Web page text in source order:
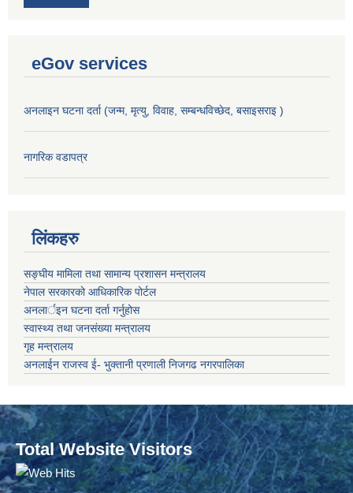
eGov services
अनलाइन घटना दर्ता (जन्म, मृत्यु, विवाह, सम्बन्धविच्छेद, बसाइसराइ )
नागरिक वडापत्र
लिंकहरु
सङ्‍घीय मामिला तथा सामान्य प्रशासन मन्त्रालय
नेपाल सरकारको आधिकारिक पोर्टल
अनलार्इन घटना दर्ता गर्नुहोस
स्वास्थ्य तथा जनसंख्या मन्त्रालय
गृह मन्त्रालय
अनलाईन राजस्व ई- भुक्तानी प्रणाली निजगढ नगरपालिका
Total Website Visitors